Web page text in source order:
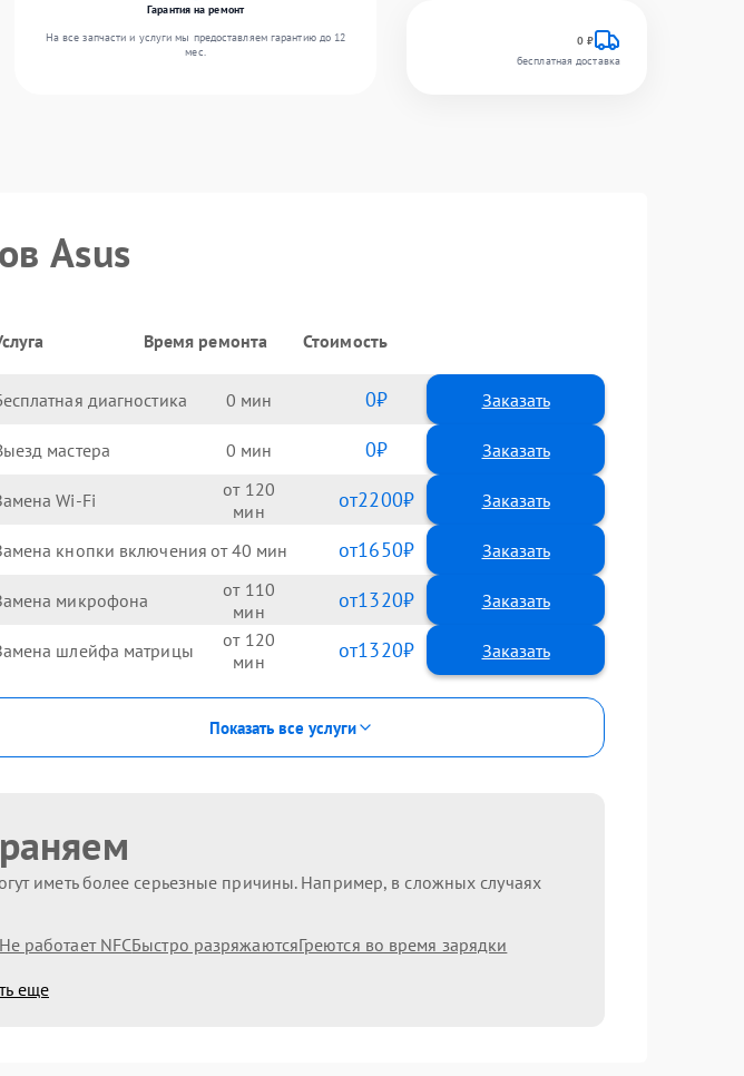
Гарантия на ремонт
На все запчасти и услуги мы предоставляем гарантию до 12
мес.
0 ₽
бесплатная доставка
Asus
Время ремонта Стоимость
диагностика 0 0 Заказать
мастера 0 0 Заказать
Wi-Fi 120 2200
кнопки включения 40 1650
микрофона 110 1320
шлейфа матрицы 120 1320
Показать все услуги
иметь более серьезные причины. Например, в сложных случаях
работает NFCБыстро разряжаютсяГреются во время зарядки
еще